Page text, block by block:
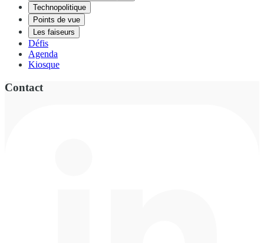
Technopolitique
Points de vue
Les faiseurs
Défis
Agenda
Kiosque
Contact